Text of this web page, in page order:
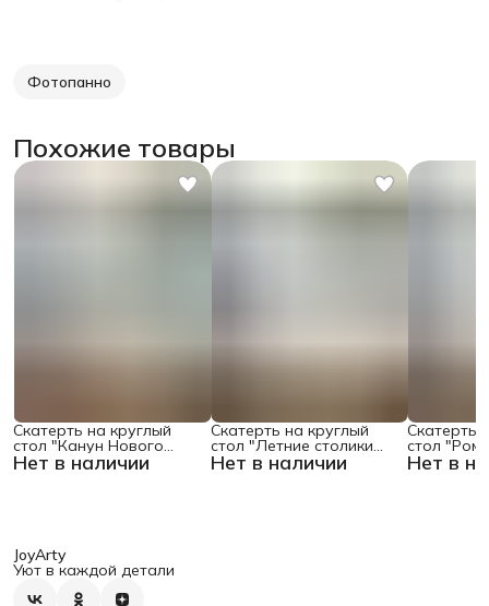
Фотопанно
Похожие товары
Нет в наличии
Скатерть на круглый
стол "Канун Нового
Года", 150х150 , серия Нет в наличии
Скатерть на круглый
стол "Летние столики
кафе", 150х150 Нет в
Скатерть
стол
поляне",
JoyArty
Уют в каждой детали